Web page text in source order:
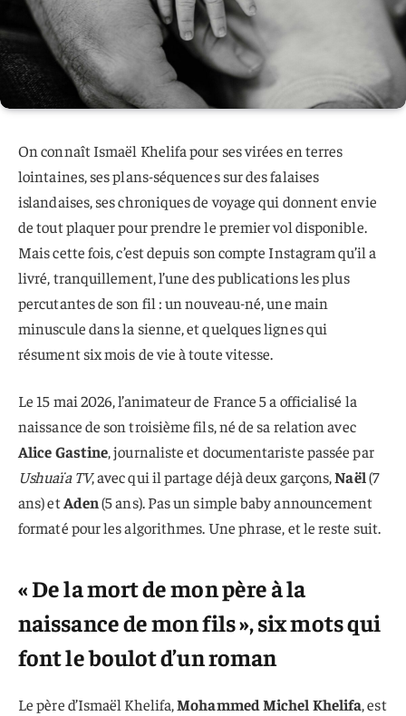
On connaît Ismaël Khelifa pour ses virées en terres
lointaines, ses plans-séquences sur des falaises
islandaises, ses chroniques de voyage qui donnent envie
de tout plaquer pour prendre le premier vol disponible.
Mais cette fois, c’est depuis son compte Instagram qu’il a
livré, tranquillement, l’une des publications les plus
percutantes de son fil : un nouveau-né, une main
minuscule dans la sienne, et quelques lignes qui
résument six mois de vie à toute vitesse.
Le 15 mai 2026, l’animateur de France 5 a officialisé la
naissance de son troisième fils, né de sa relation avec
Alice Gastine, journaliste et documentariste passée par
Ushuaïa TV, avec qui il partage déjà deux garçons,Naël(7
ans) etAden(5 ans). Pas un simple baby announcement
formaté pour les algorithmes. Une phrase, et le reste suit.
« De la mort de mon père à la
naissance de mon fils », six mots qui
font le boulot d’un roman
Le père d’Ismaël Khelifa,Mohammed Michel Khelifa, est